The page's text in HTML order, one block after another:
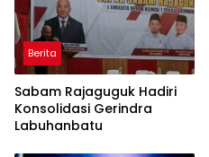
Berita
Sabam Rajaguguk Hadiri
Konsolidasi Gerindra
Labuhanbatu